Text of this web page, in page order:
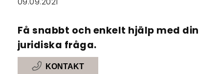
Få snabbt och enkelt hjälp med din
juridiska fråga.
KONTAKT